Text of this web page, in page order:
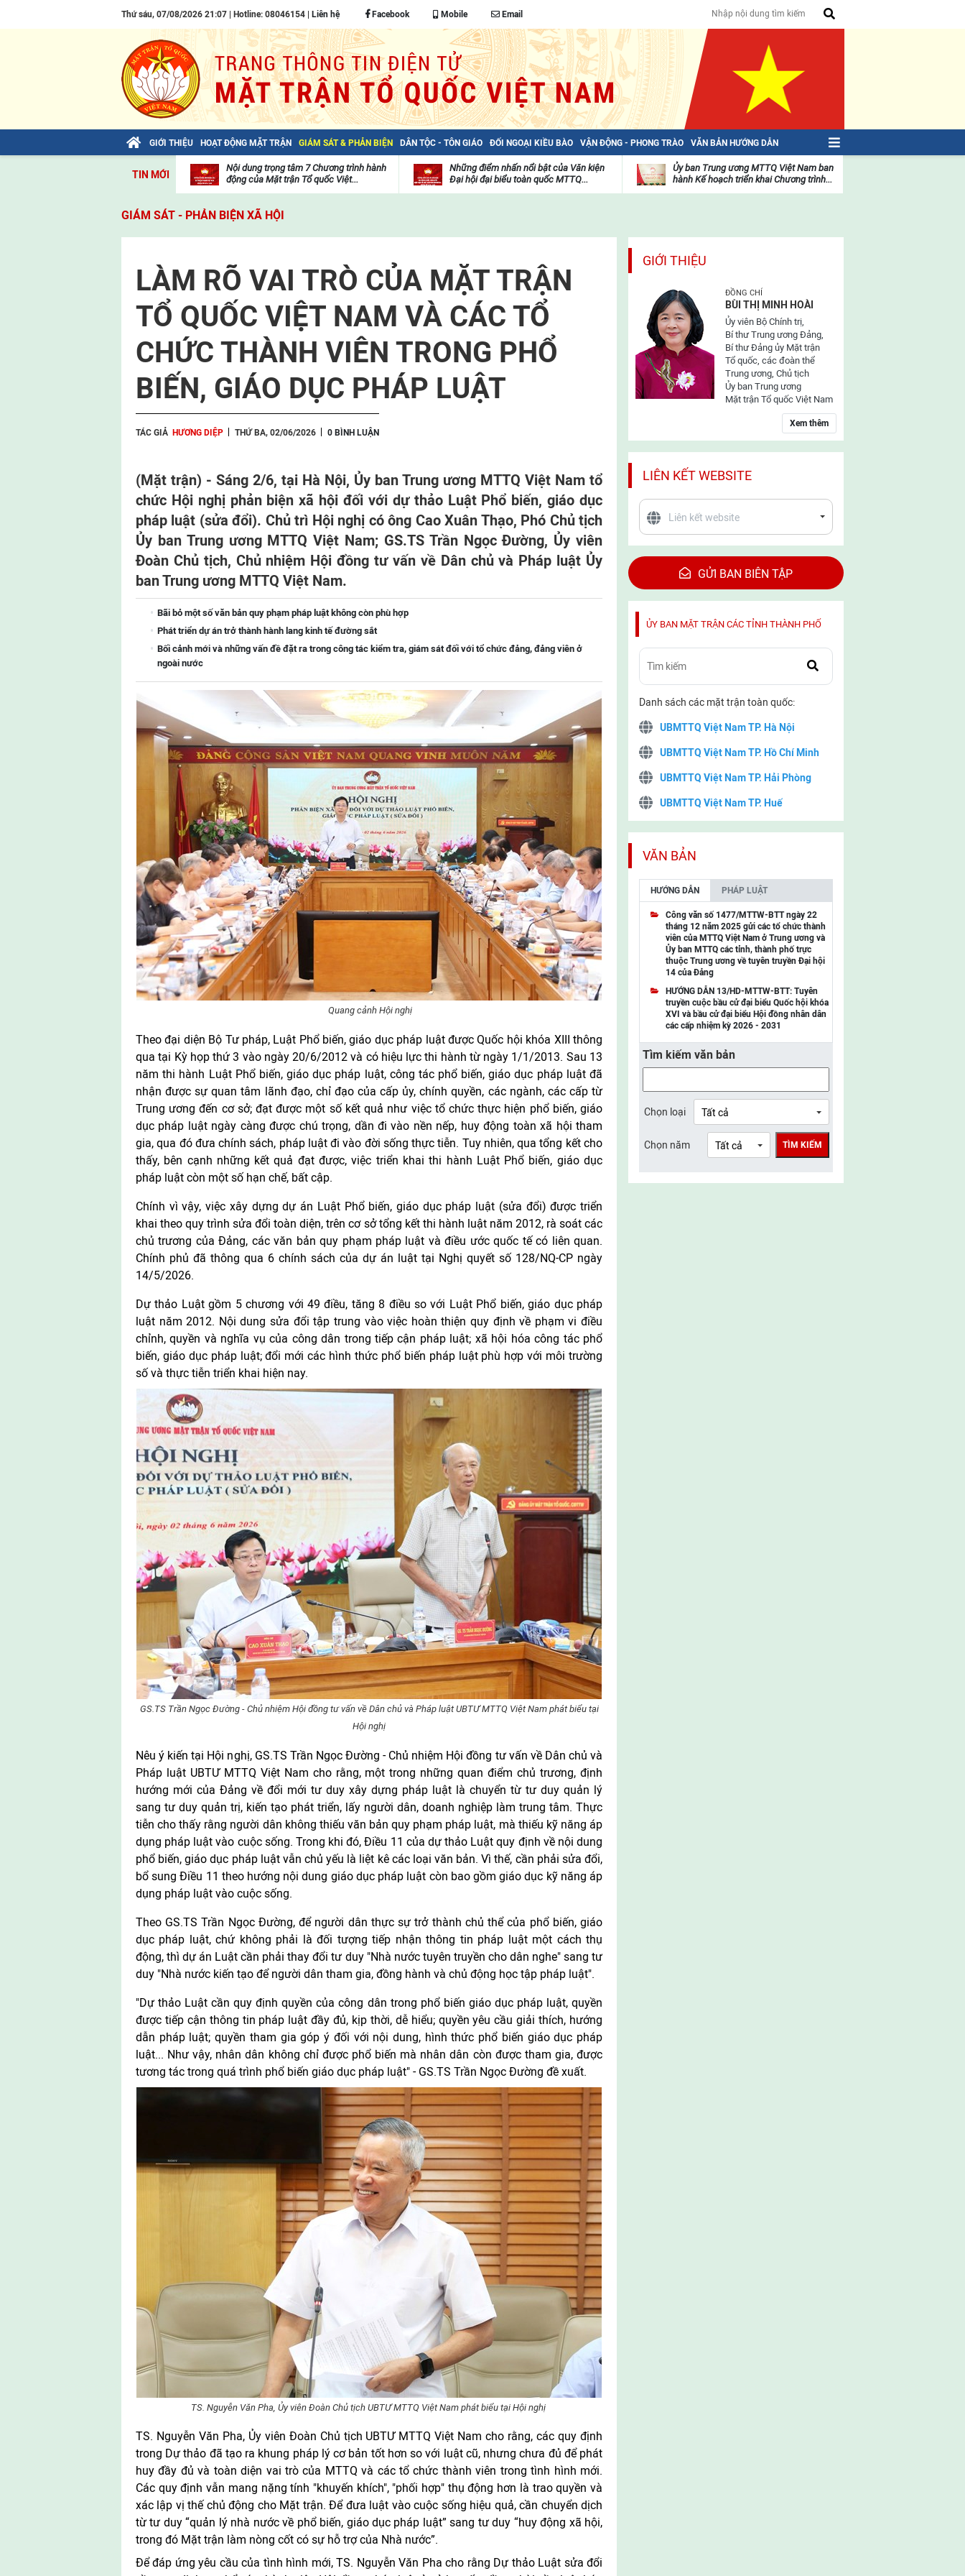
Thứ sáu, 07/08/2026 21:07 | Hotline: 08046154 | Liên hệ Facebook Mobile Email
GIỚI THIỆU HOẠT ĐỘNG MẶT TRẬN GIÁM SÁT & PHẢN BIỆN DÂN TỘC - TÔN GIÁO ĐỐI NGOẠI KIỀU BÀO VẬN ĐỘNG - PHONG TRÀO VĂN BẢN HƯỚNG DẪN
TIN MỚI
Bài viết của Tổng Bí thư Tô Lâm: TIẾN
viện
Nội dung trọng tâm 7 Chương trình hành
động của Mặt trận Tổ quốc Việt...
Những điểm nhấn nổi bật của Văn kiện
Đại hội đại biểu toàn quốc MTTQ...
mặt
trận
Ủy ban Trung ương MTTQ Việt Nam ban
hành Kế hoạch triển khai Chương trình...
GIÁM SÁT - PHẢN BIỆN XÃ HỘI
LÀM RÕ VAI TRÒ CỦA MẶT TRẬN
TỔ QUỐC VIỆT NAM VÀ CÁC TỔ
CHỨC THÀNH VIÊN TRONG PHỔ
BIẾN, GIÁO DỤC PHÁP LUẬT
TÁC GIẢ HƯƠNG DIỆP THỨ BA, 02/06/2026 0 BÌNH LUẬN
(Mặt trận) - Sáng 2/6, tại Hà Nội, Ủy ban Trung ương MTTQ Việt Nam tổ
chức Hội nghị phản biện xã hội đối với dự thảo Luật Phổ biến, giáo dục
pháp luật (sửa đổi). Chủ trì Hội nghị có ông Cao Xuân Thạo, Phó Chủ tịch
Ủy ban Trung ương MTTQ Việt Nam; GS.TS Trần Ngọc Đường, Ủy viên
Đoàn Chủ tịch, Chủ nhiệm Hội đồng tư vấn về Dân chủ và Pháp luật Ủy
ban Trung ương MTTQ Việt Nam.
Bãi bỏ một số văn bản quy phạm pháp luật không còn phù hợp
Phát triển dự án trở thành hành lang kinh tế đường sắt
Bối cảnh mới và những vấn đề đặt ra trong công tác kiểm tra, giám sát đối với tổ chức đảng, đảng viên ở
ngoài nước
Quang cảnh Hội nghị
Theo đại diện Bộ Tư pháp, Luật Phổ biến, giáo dục pháp luật được Quốc hội khóa XIII thông
qua tại Kỳ họp thứ 3 vào ngày 20/6/2012 và có hiệu lực thi hành từ ngày 1/1/2013. Sau 13
năm thi hành Luật Phổ biến, giáo dục pháp luật, công tác phổ biến, giáo dục pháp luật đã
nhận được sự quan tâm lãnh đạo, chỉ đạo của cấp ủy, chính quyền, các ngành, các cấp từ
Trung ương đến cơ sở; đạt được một số kết quả như việc tổ chức thực hiện phổ biến, giáo
dục pháp luật ngày càng được chú trọng, dần đi vào nền nếp, huy động toàn xã hội tham
gia, qua đó đưa chính sách, pháp luật đi vào đời sống thực tiễn. Tuy nhiên, qua tổng kết cho
thấy, bên cạnh những kết quả đạt được, việc triển khai thi hành Luật Phổ biến, giáo dục
pháp luật còn một số hạn chế, bất cập.
Chính vì vậy, việc xây dựng dự án Luật Phổ biến, giáo dục pháp luật (sửa đổi) được triển
khai theo quy trình sửa đổi toàn diện, trên cơ sở tổng kết thi hành luật năm 2012, rà soát các
chủ trương của Đảng, các văn bản quy phạm pháp luật và điều ước quốc tế có liên quan.
Chính phủ đã thông qua 6 chính sách của dự án luật tại Nghị quyết số 128/NQ-CP ngày
14/5/2026.
Dự thảo Luật gồm 5 chương với 49 điều, tăng 8 điều so với Luật Phổ biến, giáo dục pháp
luật năm 2012. Nội dung sửa đổi tập trung vào việc hoàn thiện quy định về phạm vi điều
chỉnh, quyền và nghĩa vụ của công dân trong tiếp cận pháp luật; xã hội hóa công tác phổ
biến, giáo dục pháp luật; đổi mới các hình thức phổ biến pháp luật phù hợp với môi trường
số và thực tiễn triển khai hiện nay.
GS.TS Trần Ngọc Đường - Chủ nhiệm Hội đồng tư vấn về Dân chủ và Pháp luật UBTƯ MTTQ Việt Nam phát biểu tại
Hội nghị
Nêu ý kiến tại Hội nghị, GS.TS Trần Ngọc Đường - Chủ nhiệm Hội đồng tư vấn về Dân chủ và
Pháp luật UBTƯ MTTQ Việt Nam cho rằng, một trong những quan điểm chủ trương, định
hướng mới của Đảng về đổi mới tư duy xây dựng pháp luật là chuyển từ tư duy quản lý
sang tư duy quản trị, kiến tạo phát triển, lấy người dân, doanh nghiệp làm trung tâm. Thực
tiễn cho thấy rằng người dân không thiếu văn bản quy phạm pháp luật, mà thiếu kỹ năng áp
dụng pháp luật vào cuộc sống. Trong khi đó, Điều 11 của dự thảo Luật quy định về nội dung
phổ biến, giáo dục pháp luật vẫn chủ yếu là liệt kê các loại văn bản. Vì thế, cần phải sửa đổi,
bổ sung Điều 11 theo hướng nội dung giáo dục pháp luật còn bao gồm giáo dục kỹ năng áp
dụng pháp luật vào cuộc sống.
Theo GS.TS Trần Ngọc Đường, để người dân thực sự trở thành chủ thể của phổ biến, giáo
dục pháp luật, chứ không phải là đối tượng tiếp nhận thông tin pháp luật một cách thụ
động, thì dự án Luật cần phải thay đổi tư duy "Nhà nước tuyên truyền cho dân nghe" sang tư
duy "Nhà nước kiến tạo để người dân tham gia, đồng hành và chủ động học tập pháp luật".
"Dự thảo Luật cần quy định quyền của công dân trong phổ biến giáo dục pháp luật, quyền
được tiếp cận thông tin pháp luật đầy đủ, kịp thời, dễ hiểu; quyền yêu cầu giải thích, hướng
dẫn pháp luật; quyền tham gia góp ý đối với nội dung, hình thức phổ biến giáo dục pháp
luật... Như vậy, nhân dân không chỉ được phổ biến mà nhân dân còn được tham gia, được
tương tác trong quá trình phổ biến giáo dục pháp luật" - GS.TS Trần Ngọc Đường đề xuất.
TS. Nguyễn Văn Pha, Ủy viên Đoàn Chủ tịch UBTƯ MTTQ Việt Nam phát biểu tại Hội nghị
TS. Nguyễn Văn Pha, Ủy viên Đoàn Chủ tịch UBTƯ MTTQ Việt Nam cho rằng, các quy định
trong Dự thảo đã tạo ra khung pháp lý cơ bản tốt hơn so với luật cũ, nhưng chưa đủ để phát
huy đầy đủ và toàn diện vai trò của MTTQ và các tổ chức thành viên trong tình hình mới.
Các quy định vẫn mang nặng tính "khuyến khích", "phối hợp" thụ động hơn là trao quyền và
xác lập vị thế chủ động cho Mặt trận. Để đưa luật vào cuộc sống hiệu quả, cần chuyển dịch
từ tư duy “quản lý nhà nước về phổ biến, giáo dục pháp luật” sang tư duy “huy động xã hội,
trong đó Mặt trận làm nòng cốt có sự hỗ trợ của Nhà nước”.
Để đáp ứng yêu cầu của tình hình mới, TS. Nguyễn Văn Pha cho rằng Dự thảo Luật sửa đổi
GIỚI THIỆU
ĐỒNG CHÍ
BÙI THỊ MINH HOÀI
Ủy viên Bộ Chính trị,
Bí thư Trung ương Đảng,
Bí thư Đảng ủy Mặt trận
Tổ quốc, các đoàn thể
Trung ương, Chủ tịch
Ủy ban Trung ương
Mặt trận Tổ quốc Việt Nam
Xem thêm
LIÊN KẾT WEBSITE
GỬI BAN BIÊN TẬP
ỦY BAN MẶT TRẬN CÁC TỈNH THÀNH PHỐ
Danh sách các mặt trận toàn quốc:
UBMTTQ Việt Nam TP. Hà Nội
UBMTTQ Việt Nam TP. Hồ Chí Minh
UBMTTQ Việt Nam TP. Hải Phòng
UBMTTQ Việt Nam TP. Huế
UBMTTQ Việt Nam TP. Cần Thơ
UBMTTQ Việt Nam tỉnh Quảng Ninh
UBMTTQ Việt Nam tỉnh Cao Bằng
UBMTTQ Việt Nam tỉnh Lạng Sơn
UBMTTQ Việt Nam tỉnh Lai Châu
UBMTTQ Việt Nam tỉnh Điện Biên
UBMTTQ Việt Nam tỉnh Sơn La
UBMTTQ Việt Nam tỉnh Thanh Hóa
UBMTTQ Việt Nam tỉnh Nghệ An
UBMTTQ Việt Nam tỉnh Lào Cai
UBMTTQ Việt Nam tỉnh Thái Nguyên
VĂN BẢN
HƯỚNG DẪN PHÁP LUẬT
Công văn số 1477/MTTW-BTT ngày 22
tháng 12 năm 2025 gửi các tổ chức thành
viên của MTTQ Việt Nam ở Trung ương và
Ủy ban MTTQ các tỉnh, thành phố trực
thuộc Trung ương về tuyên truyền Đại hội
14 của Đảng
HƯỚNG DẪN 13/HD-MTTW-BTT: Tuyên
truyền cuộc bầu cử đại biểu Quốc hội khóa
XVI và bầu cử đại biểu Hội đồng nhân dân
các cấp nhiệm kỳ 2026 - 2031
Tìm kiếm văn bản
Chọn loại
Chọn năm TÌM KIẾM